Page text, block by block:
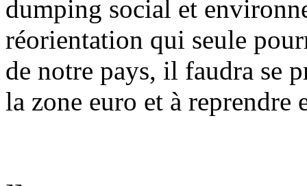
dumping social et
réorientation qui seule
de notre pays, il faudra se
la zone euro et à reprendre